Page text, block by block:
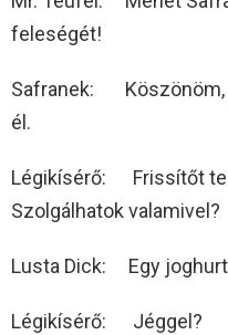
feleségét!
Safranek: Köszönöm,
él.
Légikísérő: Frissítőt
Szolgálhatok valamivel?
Lusta Dick: Egy
Légikísérő: Jéggel?